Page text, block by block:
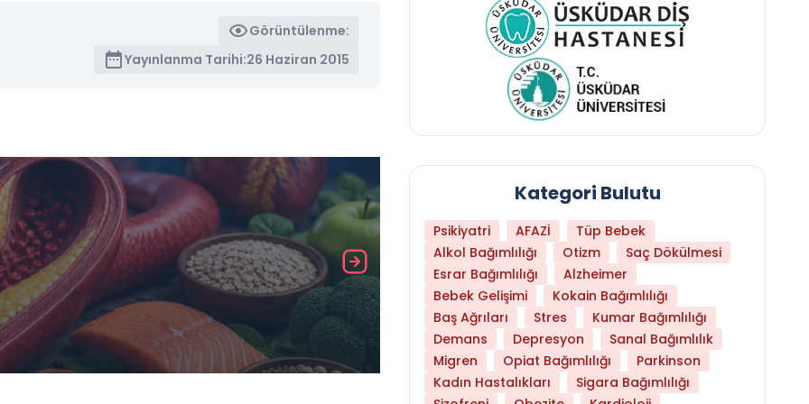
Görüntülenme:
Yayınlanma Tarihi:26 Haziran 2015
Daha Az Protein Tüketmek Yaşlanmayı
Kategori Bulutu
Psikiyatri AFAZİ
Tüp Bebek
Alkol Bağımlılığı
Otizm
Saç Dökülmesi
Esrar Bağımlılığı
Alzheimer
Bebek Gelişimi
Kokain Bağımlılığı
Baş Ağrıları
Stres
Kumar Bağımlılığı
Demans
Depresyon
Sanal Bağımlılık
Migren
Opiat Bağımlılığı
Parkinson
Kadın Hastalıkları
Sigara Bağımlılığı